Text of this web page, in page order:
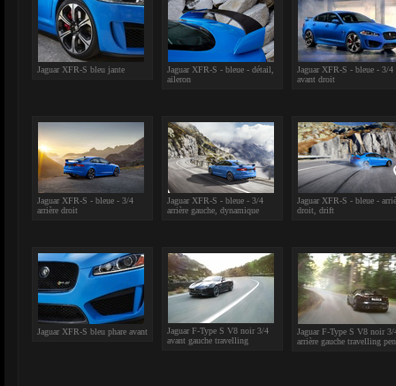
Jaguar XFR-S bleu jante
Jaguar XFR-S - bleue - détail,
aileron
Jaguar XFR-S - bleue - 3/4
avant droit
Jaguar XFR-S - bleue - 3/4
arrière droit
Jaguar XFR-S - bleue - 3/4
arrière gauche, dynamique
Jaguar XFR-S - bleue -
droit, drift
Jaguar XFR-S bleu phare avant
Jaguar F-Type S V8 noir 3/4
avant gauche travelling
Jaguar F-Type S V8 noir 3/
arrière gauche travelling